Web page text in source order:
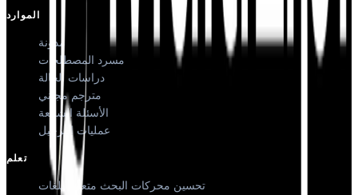
الموارد
مدونة
مسرد المصطلحات
دراسات الحالة
مترجم مجاني
الأسئلة الشائعة
عمليات الترحيل
تعلم
تحسين محركات البحث متعدد اللغات